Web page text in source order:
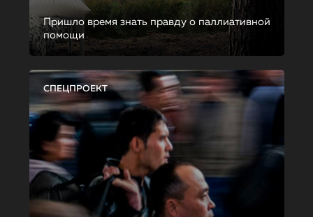
Пришло время знать правду о паллиативной
помощи
СПЕЦПРОЕКТ